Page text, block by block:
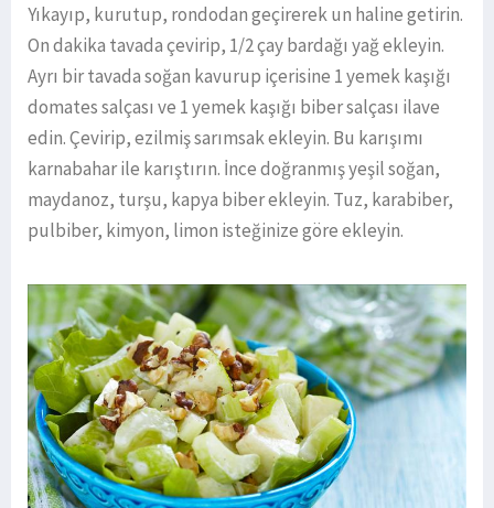
Yıkayıp, kurutup, rondodan geçirerek un haline getirin.
On dakika tavada çevirip, 1/2 çay bardağı yağ ekleyin.
Ayrı bir tavada soğan kavurup içerisine 1 yemek kaşığı
domates salçası ve 1 yemek kaşığı biber salçası ilave
edin. Çevirip, ezilmiş sarımsak ekleyin. Bu karışımı
karnabahar ile karıştırın. İnce doğranmış yeşil soğan,
maydanoz, turşu, kapya biber ekleyin. Tuz, karabiber,
pulbiber, kimyon, limon isteğinize göre ekleyin.